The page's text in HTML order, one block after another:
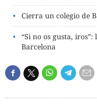
Cierra un colegio de
“Si no os gusta, iros”:
Barcelona